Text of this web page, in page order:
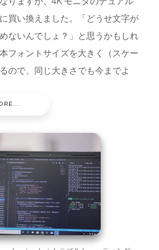
買い換えました。「どうせ文字が
ないんでしょ？」と思うかもしれ
フォントサイズを大きく（スケー
ので、同じ大きさでも今までよ